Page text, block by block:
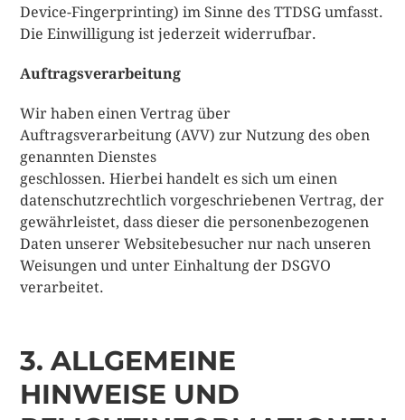
Device-Fingerprinting) im Sinne des TTDSG umfasst.
Die Einwilligung ist jederzeit widerrufbar.
Auftragsverarbeitung
Wir haben einen Vertrag über
Auftragsverarbeitung (AVV) zur Nutzung des oben
genannten Dienstes
geschlossen. Hierbei handelt es sich um einen
datenschutzrechtlich vorgeschriebenen Vertrag, der
gewährleistet, dass dieser die personenbezogenen
Daten unserer Websitebesucher nur nach unseren
Weisungen und unter Einhaltung der DSGVO
verarbeitet.
3. ALLGEMEINE
HINWEISE UND